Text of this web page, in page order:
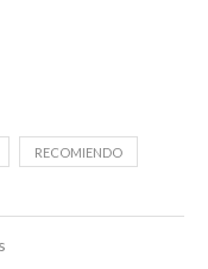
RECOMIENDO